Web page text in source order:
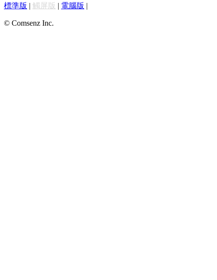
標準版 | 觸屏版 | 電腦版 |
© Comsenz Inc.